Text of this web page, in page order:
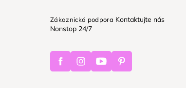
Zákaznická podpora Kontaktujte nás
Nonstop 24/7
FacebookInstagramYoutubePinterest